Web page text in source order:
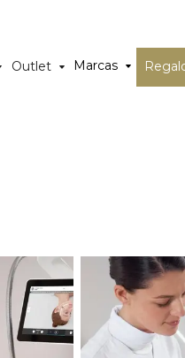
Outlet Marcas